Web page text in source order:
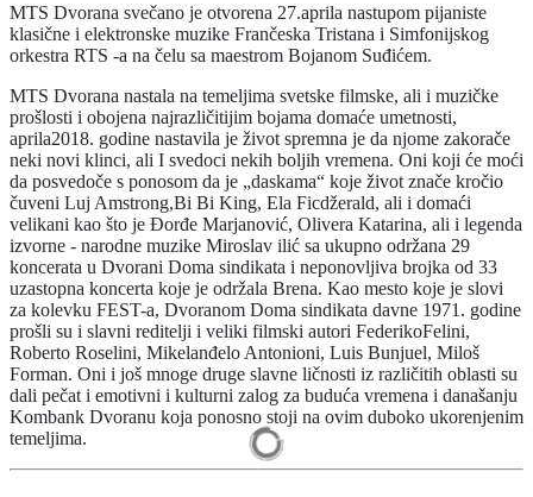
MTS Dvorana svečano je otvorena 27.aprila nastupom pijaniste
klasične i elektronske muzike Frančeska Tristana i Simfonijskog
orkestra RTS -a na čelu sa maestrom Bojanom Suđićem.
MTS Dvorana nastala na temeljima svetske filmske, ali i muzičke
prošlosti i obojena najrazličitijim bojama domaće umetnosti,
aprila2018. godine nastavila je život spremna je da njome zakorače
neki novi klinci, ali I svedoci nekih boljih vremena. Oni koji će moći
da posvedoče s ponosom da je „daskama“ koje život znače kročio
čuveni Luj Amstrong,Bi Bi King, Ela Ficdžerald, ali i domaći
velikani kao što je Đorđe Marjanović, Olivera Katarina, ali i legenda
izvorne - narodne muzike Miroslav ilić sa ukupno održana 29
koncerata u Dvorani Doma sindikata i neponovljiva brojka od 33
uzastopna koncerta koje je održala Brena. Kao mesto koje je slovi
za kolevku FEST-a, Dvoranom Doma sindikata davne 1971. godine
prošli su i slavni reditelji i veliki filmski autori FederikoFelini,
Roberto Roselini, Mikelanđelo Antonioni, Luis Bunjuel, Miloš
Forman. Oni i još mnoge druge slavne ličnosti iz različitih oblasti su
dali pečat i emotivni i kulturni zalog za buduća vremena i današanju
Kombank Dvoranu koja ponosno stoji na ovim duboko ukorenjenim
temeljima.